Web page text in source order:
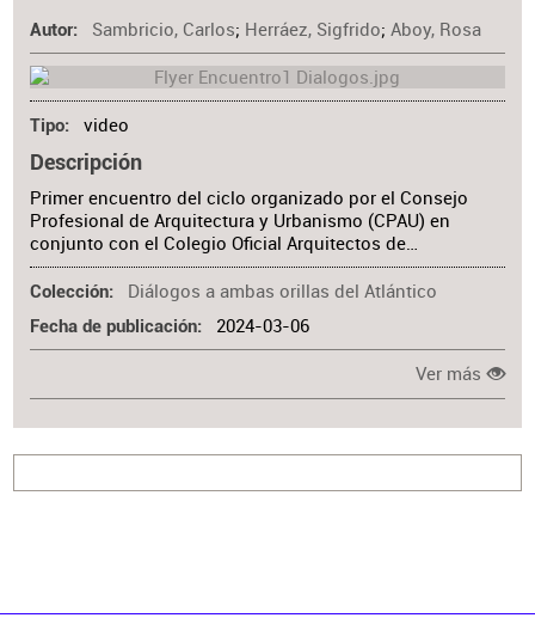
Autor Sambricio, Carlos; Herráez, Sigfrido; Aboy, Rosa
Tipo video
Descripción
Primer encuentro del ciclo organizado por el Consejo
Profesional de Arquitectura y Urbanismo (CPAU) en
conjunto con el Colegio Oficial Arquitectos de…
Colección Diálogos a ambas orillas del Atlántico
Fecha de publicación 2024-03-06
Ver más